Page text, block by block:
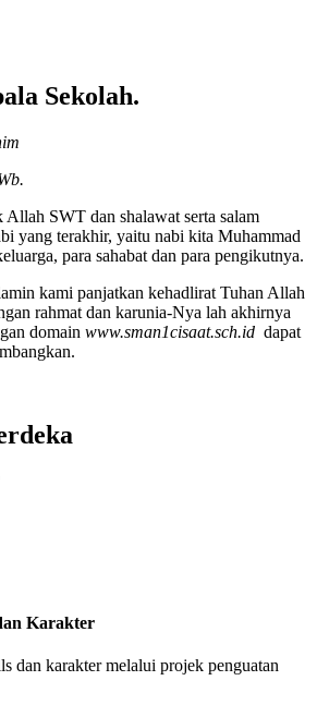
Sekolah.
Allah SWT dan shalawat serta salam
yang terakhir, yaitu nabi kita Muhammad
para sahabat dan para pengikutnya.
kami panjatkan kehadlirat Tuhan Allah
rahmat dan karunia-Nya lah akhirnya
domain www.sman1cisaat.sch.id dapat
Karakter
dan karakter melalui projek penguatan